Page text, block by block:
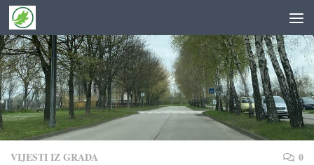
Skip to content
VIJESTI IZ GRADA 0